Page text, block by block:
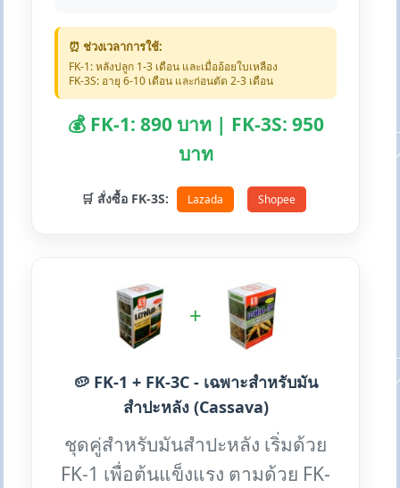
⏰ ช่วงเวลาการใช้:
FK-1: หลังปลูก 1-3 เดือน และเมื่ออ้อยใบเหลือง
FK-3S: อายุ 6-10 เดือน และก่อนตัด 2-3 เดือน
💰 FK-1: 890 บาท | FK-3S: 950
บาท
🛒 สั่งซื้อ FK-3S: Lazada Shopee
+
🥔 FK-1 + FK-3C - เฉพาะสำหรับมัน
สำปะหลัง (Cassava)
ชุดคู่สำหรับมันสำปะหลัง เริ่มด้วย
FK-1 เพื่อต้นแข็งแรง ตามด้วย FK-